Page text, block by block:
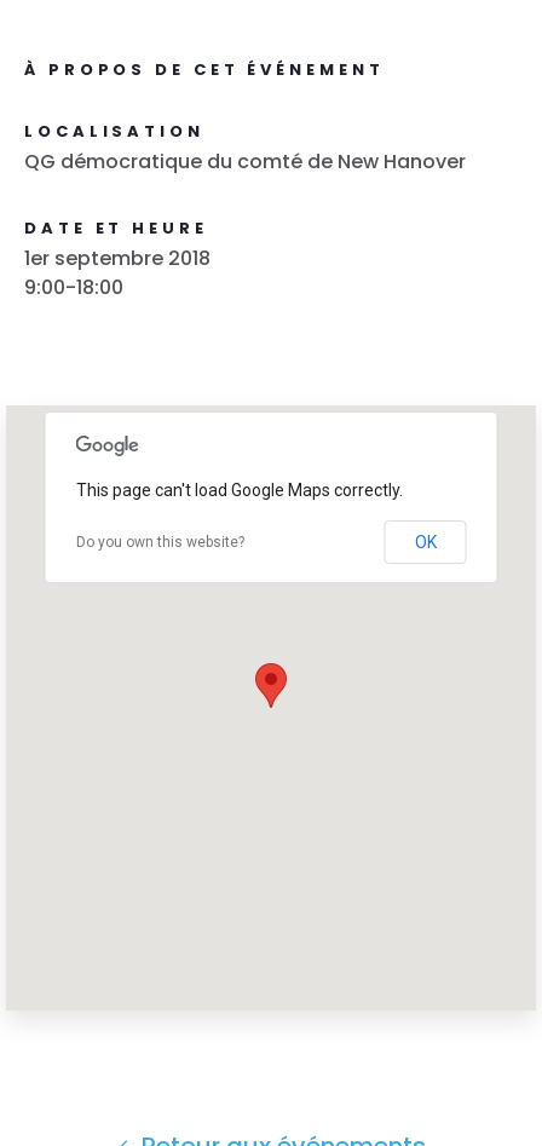
À PROPOS DE CET ÉVÉNEMENT
LOCALISATION
QG démocratique du comté de New Hanover
DATE ET HEURE
1er septembre 2018
9:00-18:00
This page can't load Google Maps correctly.
Do you own this website? OK